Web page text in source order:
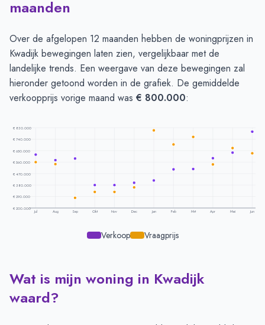
Vraagprijs in euro's
Verkoopprijs in euro's
maanden
Over de afgelopen 12 maanden hebben de woningprijzen in
Kwadijk bewegingen laten zien, vergelijkbaar met de
landelijke trends. Een weergave van deze bewegingen zal
hieronder getoond worden in de grafiek. De gemiddelde
verkoopprijs vorige maand was € 800.000:
€ 830.000
€ 740.000
€ 650.000
€ 560.000
€ 470.000
€ 380.000
€ 290.000
€ 200.000
Jul Aug Sep Okt Nov Dec Jan Feb Mrt Apr Mei Jun
Verkoop Vraagprijs
Prijsontwikkeling per maand -Kwadijk
Vraagprijs
Verkoopprijs
Juli
€ 560.833
Wat is mijn woning in Kwadijk
waard?